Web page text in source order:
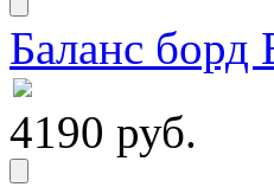
Баланс борд
4190 руб.